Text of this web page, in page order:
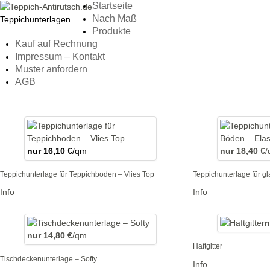
Teppichunterlagen
Startseite
Nach Maß
Produkte
Kauf auf Rechnung
Impressum – Kontakt
Muster anfordern
AGB
nur 16,10 €/qm
Teppichunterlage für Teppichboden – Vlies Top
Info
nur 18,40 €/
Teppichunterlage für
Info
nur 14,80 €/qm
Tischdeckenunterlage – Softy
Haftgitter
Info